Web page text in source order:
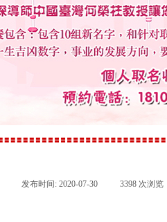
发布时间: 2020-07-30 3398 次浏览